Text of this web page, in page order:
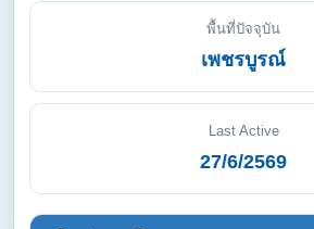
พื้นที่ปัจจุบัน
เพชรบูรณ์
Last Active
27/6/2569